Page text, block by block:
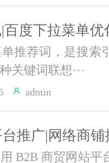
推荐词，是搜索
关键词联想···
admin
B2B 商贸网站平